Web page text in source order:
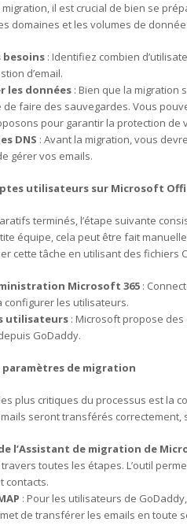
il est crucial de bien se
domaines et les volumes de
besoins : Identifiez combien
d’email.
les données : Bien que la migration
de faire des sauvegardes. Vous
pour garantir la protection de
DNS : Avant la migration, vous
gérer vos emails.
utilisateurs sur Microsoft
terminés, l’étape suivante
équipe, cela peut être fait
cette tâche en utilisant des fichiers
Microsoft 365 :
configurer les utilisateurs.
utilisateurs : Microsoft propose
GoDaddy.
paramètres de migration
plus critiques du processus est la
seront transférés correctement,
l’Assistant de migration de
toutes les étapes. L’outil
contacts.
: Pour les utilisateurs de
de transférer les emails en toute